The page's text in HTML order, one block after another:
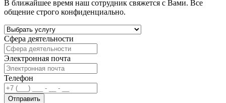
В ближайшее время наш сотрудник свяжется с Вами. Все
общение строго конфиденциально.
Сфера деятельности
Электронная почта
Телефон
Отправить